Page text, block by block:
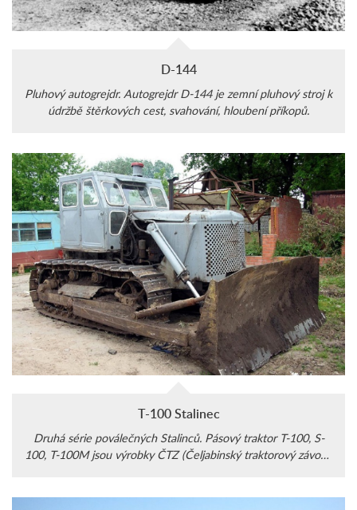
D-144
Pluhový autogrejdr. Autogrejdr D-144 je zemní pluhový stroj k
údržbě štěrkových cest, svahování, hloubení příkopů.
T-100 Stalinec
Druhá série poválečných Stalinců. Pásový traktor T-100, S-
100, T-100M jsou výrobky ČTZ (Čeljabinský traktorový závod).